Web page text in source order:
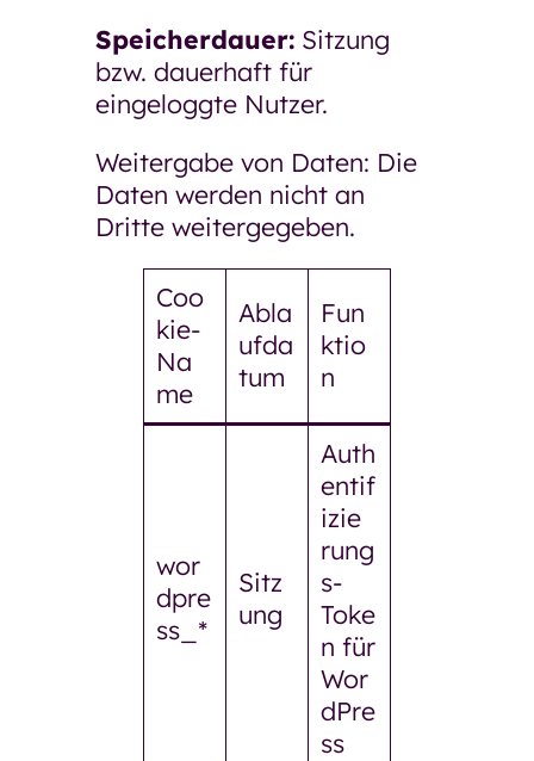
Speicherdauer:Sitzung
bzw. dauerhaft für
eingeloggte Nutzer.
Weitergabe von Daten: Die
Daten werden nicht an
Dritte weitergegeben.
Coo
kie-
Na
me
Abla
ufda
tum
Fun
ktio
n
wor
dpre
ss_*
Sitz
ung
Auth
entif
izie
rung
s-
Toke
n für
Wor
dPre
ss